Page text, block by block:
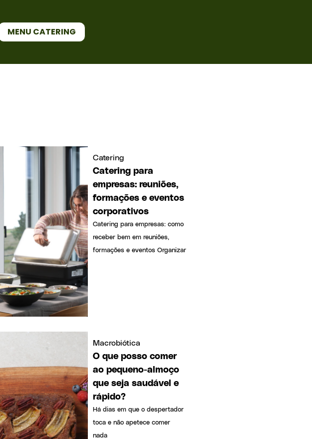
MENU CATERING
Catering
Catering para
empresas: reuniões,
formações e eventos
corporativos
Catering para empresas: como
receber bem em reuniões,
formações e eventos Organizar
Macrobiótica
O que posso comer
ao pequeno-almoço
que seja saudável e
rápido?
Há dias em que o despertador
toca e não apetece comer
nada